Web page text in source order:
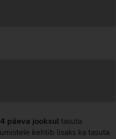
päeva jooksul tasuta
kehtib lisaks ka tasuta